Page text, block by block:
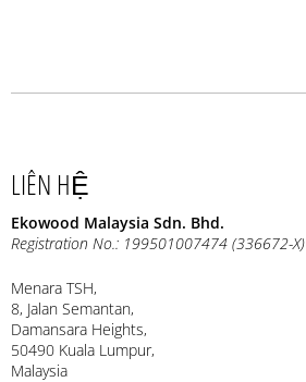
LIÊN HỆ
Ekowood Malaysia Sdn. Bhd.
Registration No.: 199501007474 (336672-X)
Menara TSH,
8, Jalan Semantan,
Damansara Heights,
50490 Kuala Lumpur,
Malaysia